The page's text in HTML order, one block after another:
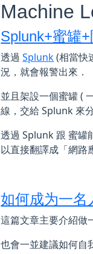
Machine
Splunk+蜜罐
透過Splunk(相當快
況，就會報警出來．
並且架設一個蜜罐 (
線，交給 Splunk 來
透過 Splunk 跟 蜜罐
以直接翻譯成「網路
如何成为一名
這篇文章主要介紹做
也會一並建議如何自